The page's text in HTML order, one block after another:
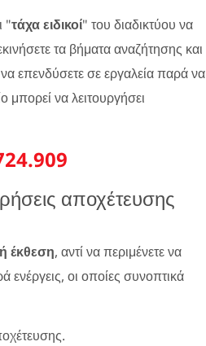
"τάχα ειδικοί" του διαδικτύου να
τα βήματα αναζήτησης και
να επενδύσετε σε εργαλεία παρά να
μπορεί να λειτουργήσει
αποχέτευσης
έκθεση, αντί να περιμένετε να
ενέργεις, οι οποίες συνοπτικά